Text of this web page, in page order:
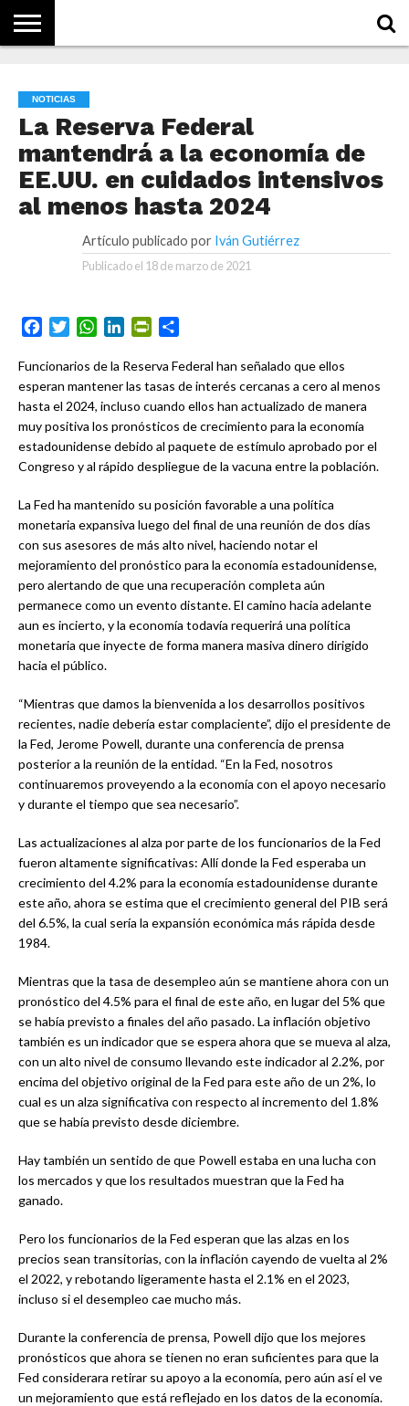
QUÉ
SE
ESTO?
NOTICIAS
La Reserva Federal
mantendrá a la economía de
EE.UU. en cuidados intensivos
al menos hasta 2024
Artículo publicado por Iván Gutiérrez
Publicado el 18 de marzo de 2021
Facebook
TwitterWhatsApp
LinkedInPrintFriendly
Funcionarios de la Reserva Federal han señalado que ellos
esperan mantener las tasas de interés cercanas a cero al menos
hasta el 2024, incluso cuando ellos han actualizado de manera
muy positiva los pronósticos de crecimiento para la economía
estadounidense debido al paquete de estímulo aprobado por el
Congreso y al rápido despliegue de la vacuna entre la población.
La Fed ha mantenido su posición favorable a una política
monetaria expansiva luego del final de una reunión de dos días
con sus asesores de más alto nivel, haciendo notar el
mejoramiento del pronóstico para la economía estadounidense,
pero alertando de que una recuperación completa aún
permanece como un evento distante. El camino hacia adelante
aun es incierto, y la economía todavía requerirá una política
monetaria que inyecte de forma manera masiva dinero dirigido
hacia el público.
“Mientras que damos la bienvenida a los desarrollos positivos
recientes, nadie debería estar complaciente”, dijo el presidente de
la Fed, Jerome Powell, durante una conferencia de prensa
posterior a la reunión de la entidad. “En la Fed, nosotros
continuaremos proveyendo a la economía con el apoyo necesario
y durante el tiempo que sea necesario”.
Las actualizaciones al alza por parte de los funcionarios de la Fed
fueron altamente significativas: Allí donde la Fed esperaba un
crecimiento del 4.2% para la economía estadounidense durante
este año, ahora se estima que el crecimiento general del PIB será
del 6.5%, la cual sería la expansión económica más rápida desde
1984.
Mientras que la tasa de desempleo aún se mantiene ahora con un
pronóstico del 4.5% para el final de este año, en lugar del 5% que
se había previsto a finales del año pasado. La inflación objetivo
también es un indicador que se espera ahora que se mueva al alza,
con un alto nivel de consumo llevando este indicador al 2.2%, por
encima del objetivo original de la Fed para este año de un 2%, lo
cual es un alza significativa con respecto al incremento del 1.8%
que se había previsto desde diciembre.
Hay también un sentido de que Powell estaba en una lucha con
los mercados y que los resultados muestran que la Fed ha
ganado.
Pero los funcionarios de la Fed esperan que las alzas en los
precios sean transitorias, con la inflación cayendo de vuelta al 2%
el 2022, y rebotando ligeramente hasta el 2.1% en el 2023,
incluso si el desempleo cae mucho más.
Durante la conferencia de prensa, Powell dijo que los mejores
pronósticos que ahora se tienen no eran suficientes para que la
Fed considerara retirar su apoyo a la economía, pero aún así el ve
un mejoramiento que está reflejado en los datos de la economía.